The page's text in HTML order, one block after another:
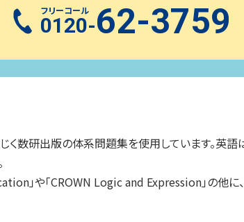
フリーコール
0120-62-3759
数研出版の体系問題集を使用しています。英語
」や「CROWN Logic and Expression」の他に